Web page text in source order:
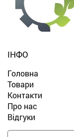
ІНФО
Головна
Товари
Контакти
Про нас
Відгуки